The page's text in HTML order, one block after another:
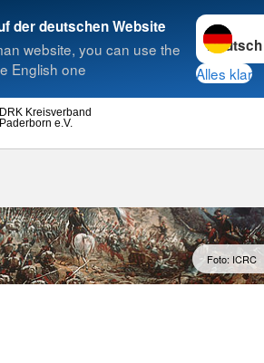
der deutschen Website
website, you can use the
English one
Sprache
Alles klar
Paderborn e.V.
DRK Kreisverband
Suche
Foto: ICRC